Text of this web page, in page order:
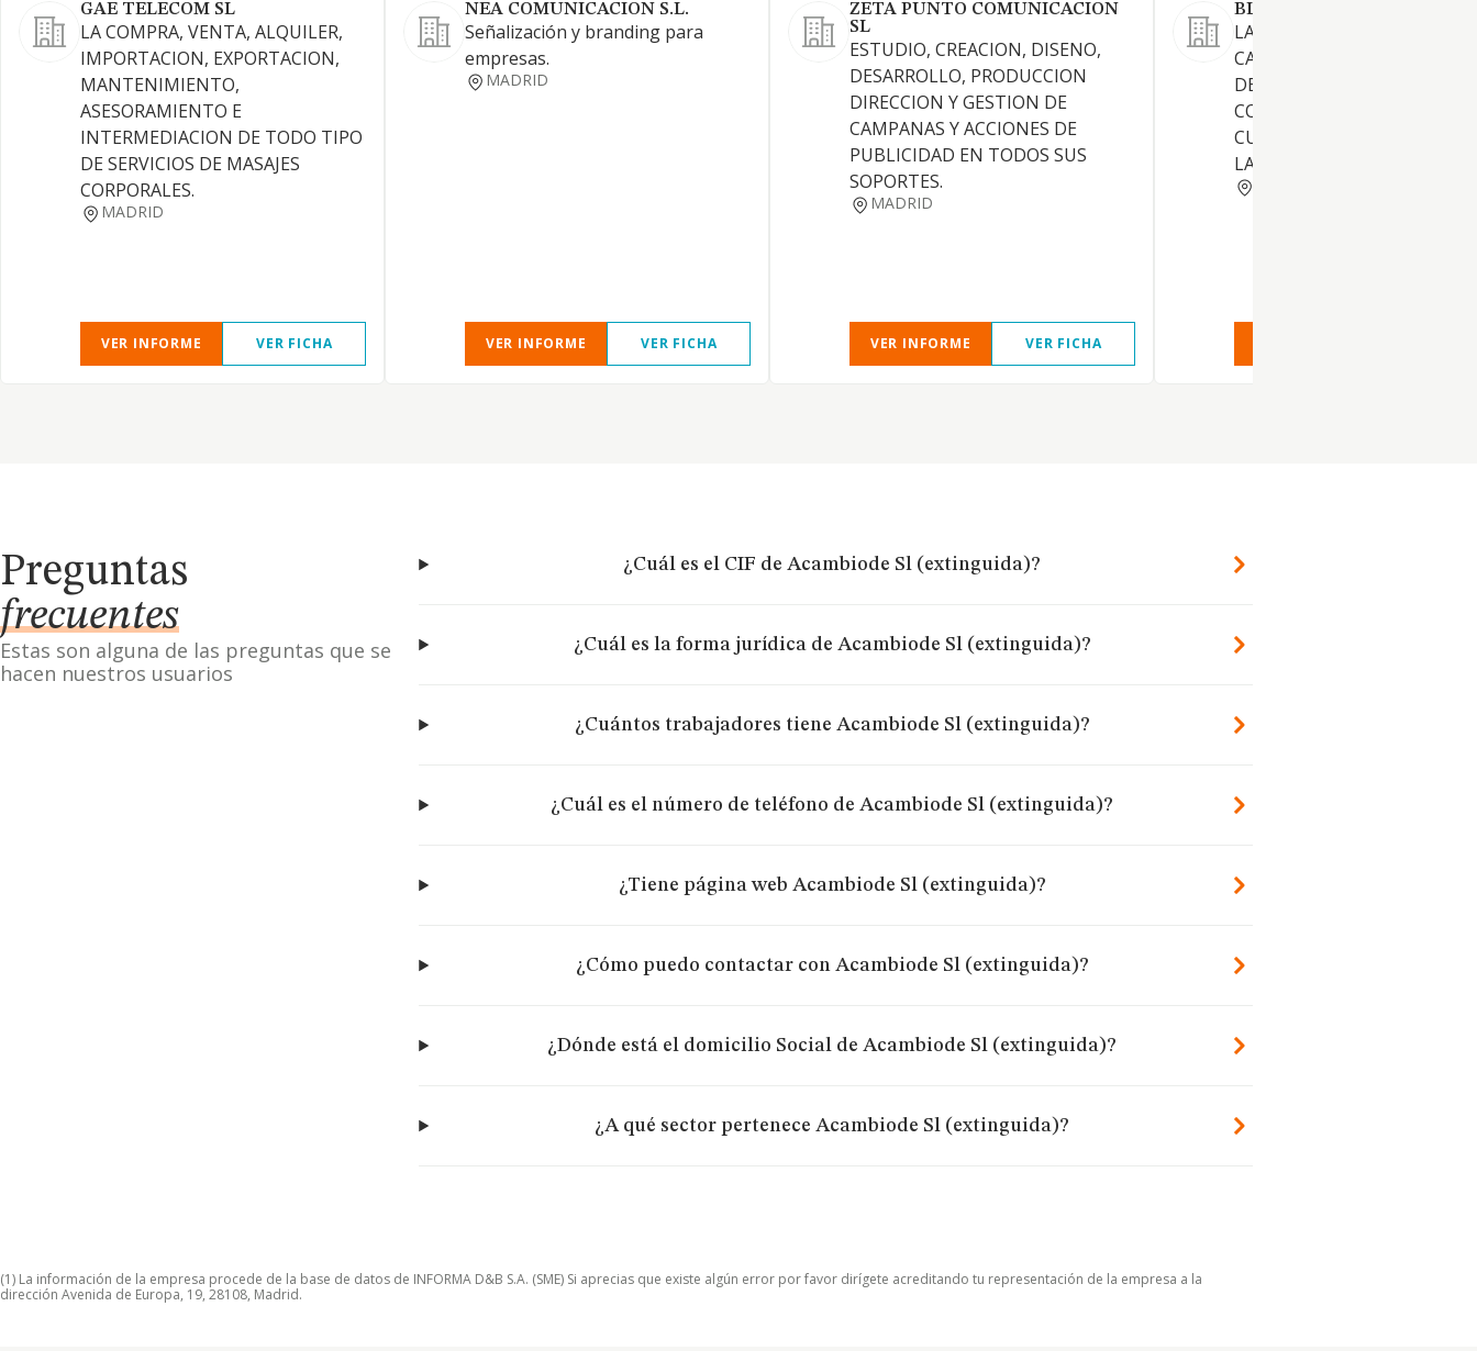
GAE TELECOM SL
LA COMPRA, VENTA, ALQUILER,
IMPORTACION, EXPORTACION,
MANTENIMIENTO,
ASESORAMIENTO E
INTERMEDIACION DE TODO TIPO
DE SERVICIOS DE MASAJES
CORPORALES.
MADRID
VER INFORME VER FICHA
NEA COMUNICACION S.L.
Señalización y branding para
empresas.
MADRID
VER INFORME VER FICHA
ZETA PUNTO COMUNICACION
SL
ESTUDIO, CREACION, DISENO,
DESARROLLO, PRODUCCION
DIRECCION Y GESTION DE
CAMPANAS Y ACCIONES DE
PUBLICIDAD EN TODOS SUS
SOPORTES.
MADRID
VER INFORME VER FICHA
BLUE BACKING SL
LA CREACION,
CAMBIO DE LA IMAGEN
DE UNA EMPRESA,
COMPLETO
CUANTO A LA REDIRECCION
LA MISMA.
Preguntas
frecuentes
Estas son alguna de las preguntas que se
hacen nuestros usuarios
¿Cuál es el CIF de Acambiode Sl (extinguida)?
¿Cuál es la forma jurídica de Acambiode Sl (extinguida)?
¿Cuántos trabajadores tiene Acambiode Sl (extinguida)?
¿Cuál es el número de teléfono de Acambiode Sl (extinguida)?
¿Tiene página web Acambiode Sl (extinguida)?
¿Cómo puedo contactar con Acambiode Sl (extinguida)?
¿Dónde está el domicilio Social de Acambiode Sl (extinguida)?
¿A qué sector pertenece Acambiode Sl (extinguida)?
(1) La información de la empresa procede de la base de datos de INFORMA D&B S.A. (SME) Si aprecias que existe algún error por favor dirígete acreditando tu representación de la empresa a la
dirección Avenida de Europa, 19, 28108, Madrid.